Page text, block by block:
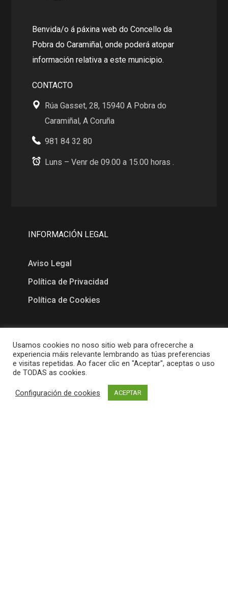
Benvida/o á páxina web do Concello da
Pobra do Caramiñal, onde poderá atopar
información relativa a este municipio.
CONTACTO
Rúa Gasset, 28, 15940 A Pobra do
Caramiñal, A Coruña
981 84 32 80
Luns – Venr de 09.00 a 15.00 horas .
INFORMACIÓN LEGAL
Aviso Legal
Política de Privacidad
Política de Cookies
Usamos cookies no noso sitio web para ofrecerche a
experiencia máis relevante lembrando as túas preferencias
e visitas repetidas. Ao facer clic en "Aceptar", aceptas o uso
de TODAS as cookies.
Configuración de cookies ACEPTAR